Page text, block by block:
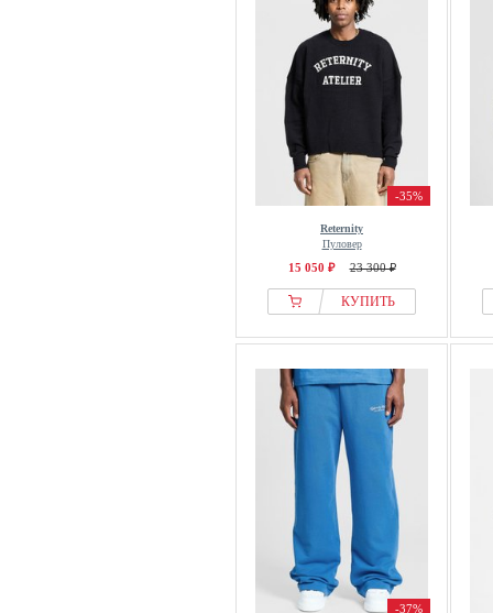
-35%
Reternity
Пуловер
15 050 ₽ 23 300 ₽
КУПИТЬ
-37%